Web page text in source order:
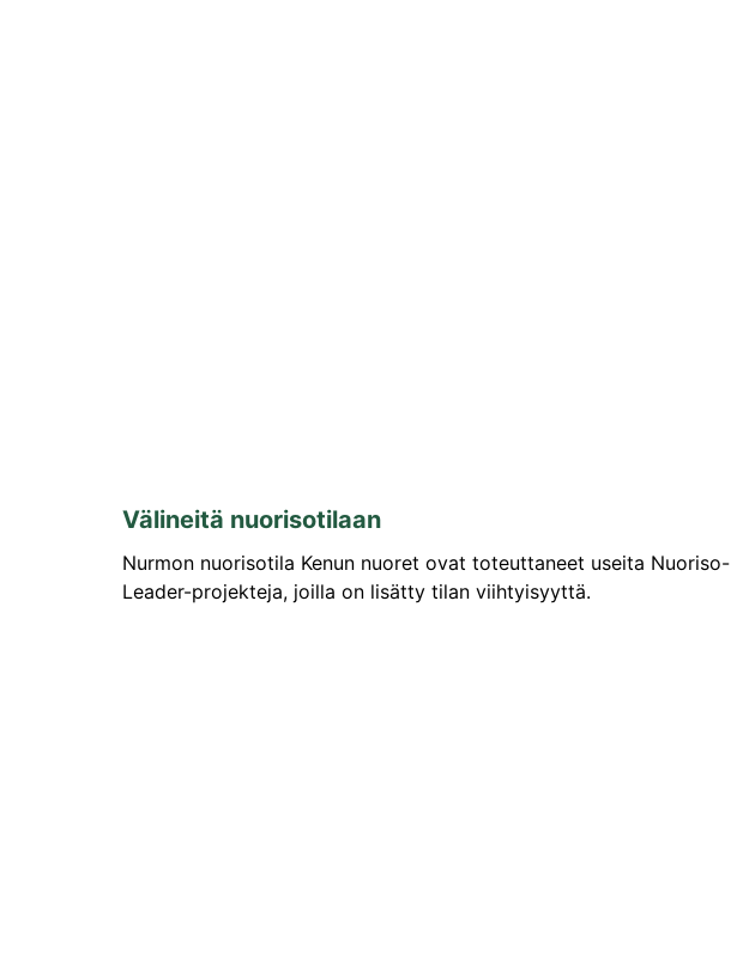
Välineitä nuorisotilaan
Nurmon nuorisotila Kenun nuoret ovat toteuttaneet useita Nuoriso-
Leader-projekteja, joilla on lisätty tilan viihtyisyyttä.